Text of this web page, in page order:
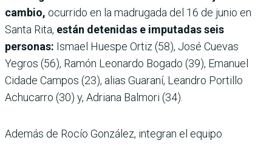
cambio, ocurrido en la madrugada del 16 de junio en
Santa Rita, están detenidas e imputadas seis
personas: Ismael Huespe Ortiz (58), José Cuevas
Yegros (56), Ramón Leonardo Bogado (39), Emanuel
Cidade Campos (23), alias Guaraní, Leandro Portillo
Achucarro (30) y, Adriana Balmori (34).
Además de Rocío González, integran el equipo